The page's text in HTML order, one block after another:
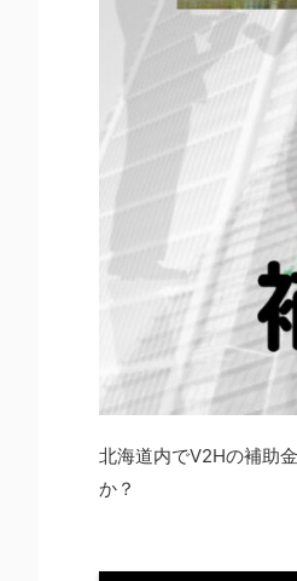
北海道内でV2Hの補助
か？